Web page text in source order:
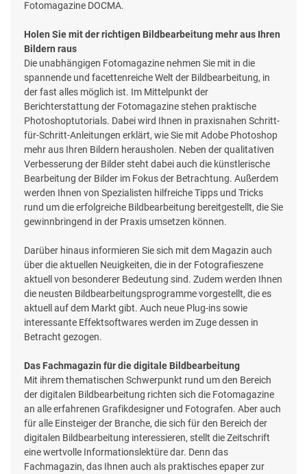
Fotomagazine DOCMA.
Holen Sie mit der richtigen Bildbearbeitung mehr aus Ihren
Bildern raus
Die unabhängigen Fotomagazine nehmen Sie mit in die
spannende und facettenreiche Welt der Bildbearbeitung, in
der fast alles möglich ist. Im Mittelpunkt der
Berichterstattung der Fotomagazine stehen praktische
Photoshoptutorials. Dabei wird Ihnen in praxisnahen Schritt-
für-Schritt-Anleitungen erklärt, wie Sie mit Adobe Photoshop
mehr aus Ihren Bildern herausholen. Neben der qualitativen
Verbesserung der Bilder steht dabei auch die künstlerische
Bearbeitung der Bilder im Fokus der Betrachtung. Außerdem
werden Ihnen von Spezialisten hilfreiche Tipps und Tricks
rund um die erfolgreiche Bildbearbeitung bereitgestellt, die Sie
gewinnbringend in der Praxis umsetzen können.
Darüber hinaus informieren Sie sich mit dem Magazin auch
über die aktuellen Neuigkeiten, die in der Fotografieszene
aktuell von besonderer Bedeutung sind. Zudem werden Ihnen
die neusten Bildbearbeitungsprogramme vorgestellt, die es
aktuell auf dem Markt gibt. Auch neue Plug-ins sowie
interessante Effektsoftwares werden im Zuge dessen in
Betracht gezogen.
Das Fachmagazin für die digitale Bildbearbeitung
Mit ihrem thematischen Schwerpunkt rund um den Bereich
der digitalen Bildbearbeitung richten sich die Fotomagazine
an alle erfahrenen Grafikdesigner und Fotografen. Aber auch
für alle Einsteiger der Branche, die sich für den Bereich der
digitalen Bildbearbeitung interessieren, stellt die Zeitschrift
eine wertvolle Informationslektüre dar. Denn das
Fachmagazin, das Ihnen auch als praktisches epaper zur